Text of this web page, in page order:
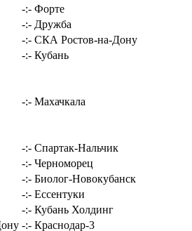
-:- Форте
-:- Дружба
-:- СКА Ростов-на-Дону
-:- Кубань
-:- Махачкала
-:- Спартак-Нальчик
-:- Черноморец
-:- Биолог-Новокубанск
-:- Ессентуки
-:- Кубань Холдинг
-:- Краснодар-3